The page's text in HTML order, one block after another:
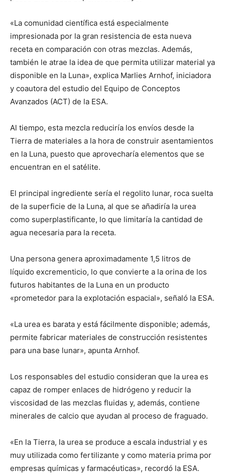
«La comunidad científica está especialmente
impresionada por la gran resistencia de esta nueva
receta en comparación con otras mezclas. Además,
también le atrae la idea de que permita utilizar material ya
disponible en la Luna», explica Marlies Arnhof, iniciadora
y coautora del estudio del Equipo de Conceptos
Avanzados (ACT) de la ESA.
Al tiempo, esta mezcla reduciría los envíos desde la
Tierra de materiales a la hora de construir asentamientos
en la Luna, puesto que aprovecharía elementos que se
encuentran en el satélite.
El principal ingrediente sería el regolito lunar, roca suelta
de la superficie de la Luna, al que se añadiría la urea
como superplastificante, lo que limitaría la cantidad de
agua necesaria para la receta.
Una persona genera aproximadamente 1,5 litros de
líquido excrementicio, lo que convierte a la orina de los
futuros habitantes de la Luna en un producto
«prometedor para la explotación espacial», señaló la ESA.
«La urea es barata y está fácilmente disponible; además,
permite fabricar materiales de construcción resistentes
para una base lunar», apunta Arnhof.
Los responsables del estudio consideran que la urea es
capaz de romper enlaces de hidrógeno y reducir la
viscosidad de las mezclas fluidas y, además, contiene
minerales de calcio que ayudan al proceso de fraguado.
«En la Tierra, la urea se produce a escala industrial y es
muy utilizada como fertilizante y como materia prima por
empresas químicas y farmacéuticas», recordó la ESA.